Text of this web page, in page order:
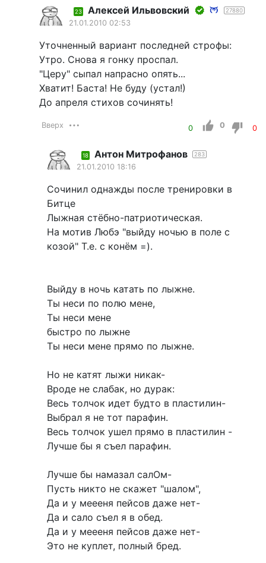
23 Алексей Ильвовский 27880
21.01.2010 02:53
Уточненный вариант последней строфы:
Утро. Снова я гонку проспал.
"Церу" сыпал напрасно опять...
Хватит! Баста! Не буду (устал!)
До апреля стихов сочинять!
Вверх 0 0 0
18 Антон Митрофанов 283
21.01.2010 18:16
Сочинил однажды после тренировки в
Битце
Лыжная стёбно-патриотическая.
На мотив Любэ "выйду ночью в поле с
козой" Т.е. с конём =).
Выйду в ночь катать по лыжне.
Ты неси по полю мене,
Ты неси мене
быстро по лыжне
Ты неси мене прямо по лыжне.
Но не катят лыжи никак-
Вроде не слабак, но дурак:
Весь толчок идет будто в пластилин-
Выбрал я не тот парафин.
Весь толчок ушел прямо в пластилин -
Лучше бы я съел парафин.
Лучше бы намазал салОм-
Пусть никто не скажет "шалом",
Да и у меееня пейсов даже нет-
Да и сало съел я в обед.
Да и у меееня пейсов даже нет-
Это не куплет, полный бред.